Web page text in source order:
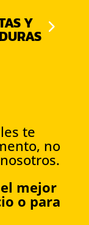
Y
te
no
mejor
o para